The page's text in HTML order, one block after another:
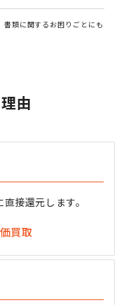
類に関するお困りごとにも
由
接還元します。
買取